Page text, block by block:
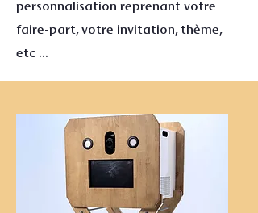
personnalisation reprenant votre
faire-part, votre invitation, thème,
etc ...